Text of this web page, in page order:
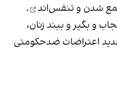
شدن و تنفس‌اند
.
و بگیر و ببند زنان،
اعتراضات ضدحکومتی